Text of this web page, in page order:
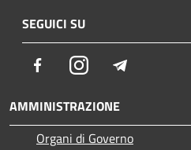
SEGUICI SU
FacebookInstagram
AMMINISTRAZIONE
Organi di Governo